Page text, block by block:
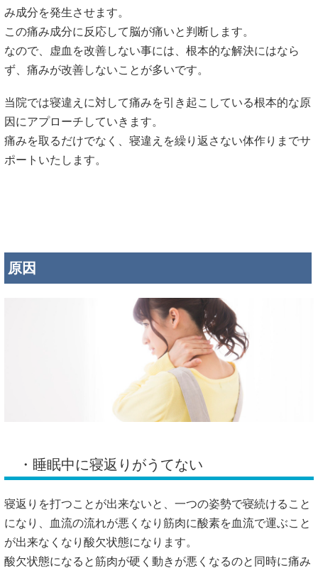
み成分を発生させます。
この痛み成分に反応して脳が痛いと判断します。
なので、虚血を改善しない事には、根本的な解決にはなら
ず、痛みが改善しないことが多いです。
当院では寝違えに対して痛みを引き起こしている根本的な原
因にアプローチしていきます。
痛みを取るだけでなく、寝違えを繰り返さない体作りまでサ
ポートいたします。
原因
・睡眠中に寝返りがうてない
寝返りを打つことが出来ないと、一つの姿勢で寝続けること
になり、血流の流れが悪くなり筋肉に酸素を血流で運ぶこと
が出来なくなり酸欠状態になります。
酸欠状態になると筋肉が硬く動きが悪くなるのと同時に痛み